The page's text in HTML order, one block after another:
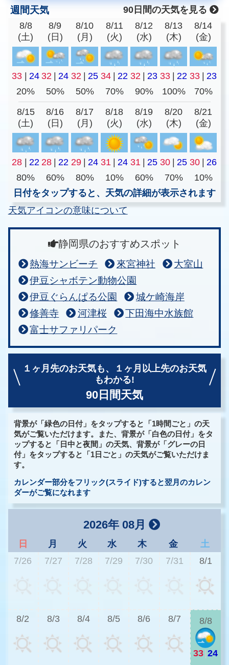
週間天気
90日間の天気を見る
8/8
(土)
8/9
(日)
8/10
(月)
8/11
(火)
8/12
(水)
8/13
(木)
8/14
(金)
33 | 24 32 | 24 32 | 25 34 | 22 32 | 23 33 | 22 33 | 23
20%
50% 50% 70% 90% 100% 70%
8/15
(土)
8/16
(日)
8/17
(月)
8/18
(火)
8/19
(水)
8/20
(木)
8/21
(金)
28 22 28 22 29 24 31 24 31 25 30 25 30
26
80%
60% 80% 10% 60% 70%
10%
日付をタップすると、天気の詳細が表示されます
天気アイコンの意味について
静岡県のおすすめスポット
熱海サンビーチ 來宮神社
大室山
伊豆シャボテン動物公園
伊豆ぐらんぱる公園
城ケ崎海岸
修善寺
河津桜
下田海中水族館
富士サファリパーク
１ヶ月先のお天気も、
１ヶ月以上先のお天気
もわかる!
90日間天気
背景が「緑色の日付」をタップすると「1時間ごと」の天
気がご覧いただけます。また、背景が「白色の日付」をタ
ップすると「日中と夜間」の天気、背景が「グレーの日
付」をタップすると「1日ごと」の天気がご覧いただけま
す。
カレンダー部分をフリック(スライド)すると翌月のカレン
ダーがご覧になれます
2026年 08月
日 月 火 水 木 金
土
7/26
7/27 7/28 7/29 7/30 7/31 8/1
8/2 8/3 8/4 8/5 8/6 8/7 8/8
33 24